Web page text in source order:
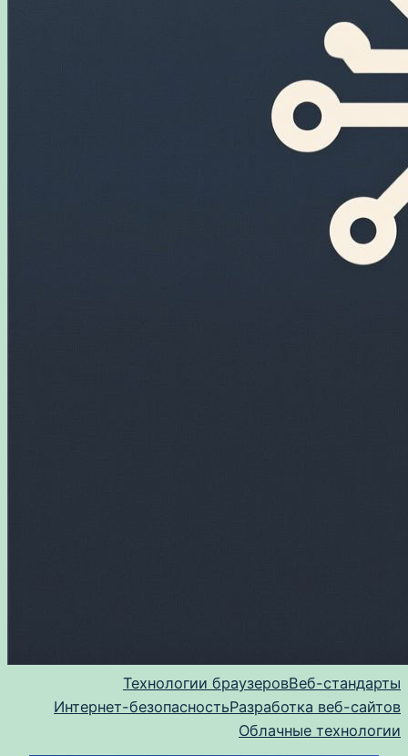
Технологии браузеровВеб-стандарты
Интернет-безопасностьРазработка веб-сайтов
Облачные технологии